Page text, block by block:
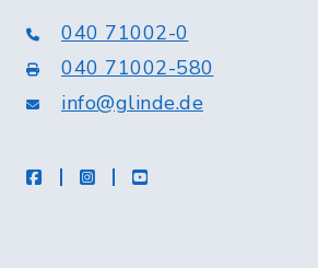
040 71002-0
040 71002-580
info@glinde.de
facebookinstagramYoutube